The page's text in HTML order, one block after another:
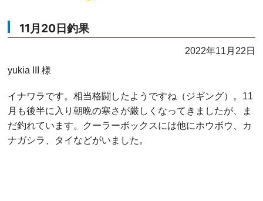
11月20日釣果
2022年11月22日
yukia III 様
イナワラです。相当格闘したようですね（ジギング）。11
月も後半に入り朝晩の寒さが厳しくなってきましたが、ま
だ釣れています。クーラーボックスには他にホウボウ、カ
ナガシラ、タイなどがいました。